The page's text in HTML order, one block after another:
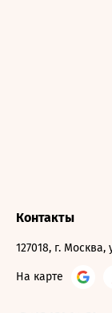
Контакты
127018, г. Москва,
На карте